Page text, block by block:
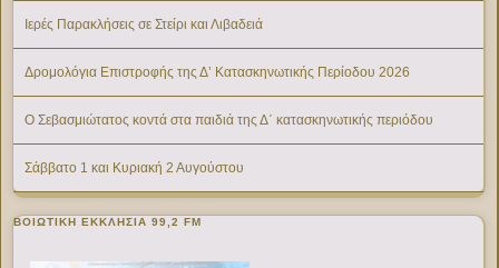
Ιερές Παρακλήσεις σε Στείρι και Λιβαδειά
Δρομολόγια Επιστροφής της Δ’ Κατασκηνωτικής Περίοδου 2026
Ο Σεβασμιώτατος κοντά στα παιδιά της Δ΄ κατασκηνωτικής περιόδου
Σάββατο 1 και Κυριακή 2 Αυγούστου
ΒΟΙΩΤΙΚΉ ΕΚΚΛΗΣΊΑ 99,2 FM